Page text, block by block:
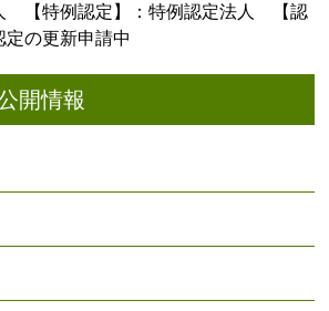
【特例認定】：特例認定法人 【認
定の更新申請中
開情報